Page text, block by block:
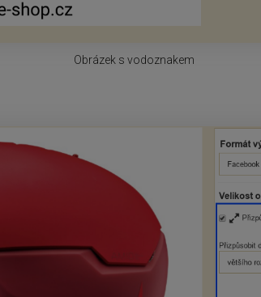
Obrázek s vodoznakem